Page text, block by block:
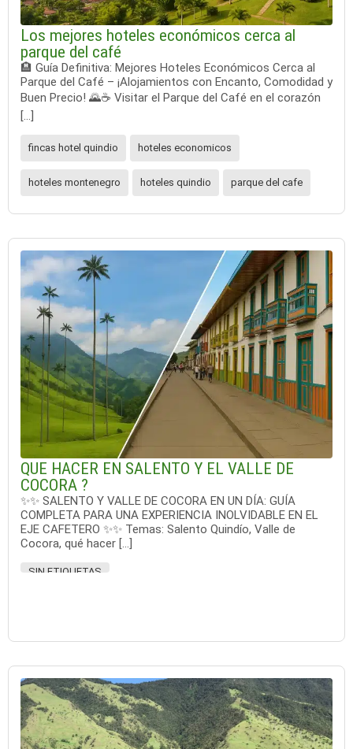
Los mejores hoteles económicos cerca al
parque del café
🏨 Guía Definitiva: Mejores Hoteles Económicos Cerca al
Parque del Café – ¡Alojamientos con Encanto, Comodidad y
Buen Precio! 🌄☕️ Visitar el Parque del Café en el corazón
[…]
fincas hotel quindio hoteles economicos
hoteles montenegro hoteles quindio parque del cafe
QUE HACER EN SALENTO Y EL VALLE DE
COCORA ?
✨✨ SALENTO Y VALLE DE COCORA EN UN DÍA: GUÍA
COMPLETA PARA UNA EXPERIENCIA INOLVIDABLE EN EL
EJE CAFETERO ✨✨ Temas: Salento Quindío, Valle de
Cocora, qué hacer […]
SIN ETIQUETAS